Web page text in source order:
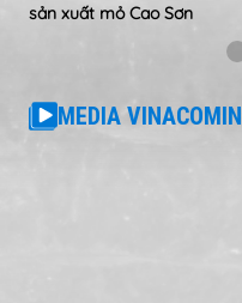
sản xuất mỏ Cao Sơn
MEDIA VINACOMIN